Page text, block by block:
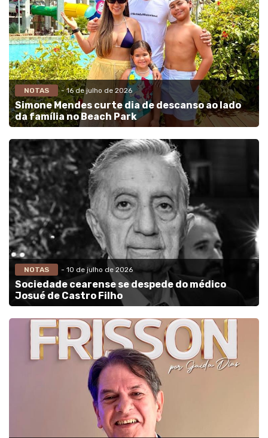
NOTAS - 16 de julho de 2026
Simone Mendes curte dia de descanso ao lado
da família no Beach Park
NOTAS - 10 de julho de 2026
Sociedade cearense se despede do médico
Josué de Castro Filho